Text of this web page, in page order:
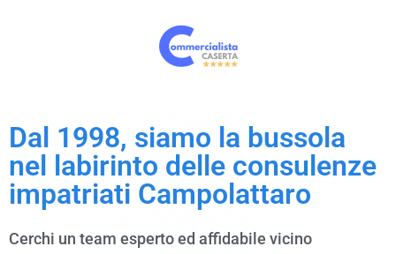
Dal 1998, siamo la bussola
nel labirinto delle consulenze
impatriati Campolattaro
Cerchi un team esperto ed affidabile vicino